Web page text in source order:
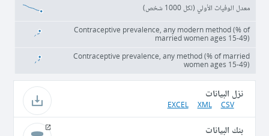
معدل الوفيات الأولي (لكل 1000 شخص)
Contraceptive prevalence, any modern method (% of
married women ages 15-49)
Contraceptive prevalence, any method (% of married
women ages 15-49)
نزل البيانات
CSV
XML
EXCEL
بنك البيانات